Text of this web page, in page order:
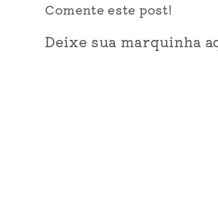
Comente este post!
Deixe sua marquinha